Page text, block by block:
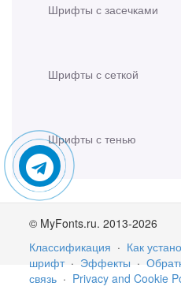
Шрифты с засечками
Шрифты с сеткой
Шрифты с тенью
© MyFonts.ru. 2013-2026
Классификация · Как
шрифт · Эффекты ·
связь · Privacy and Cookie